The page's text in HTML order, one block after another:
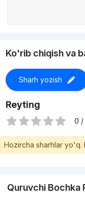
Ko'rib chiqish va
Sharh yozish
Reyting
0 /
Hozircha sharhlar yo'q.
Quruvchi Bochka